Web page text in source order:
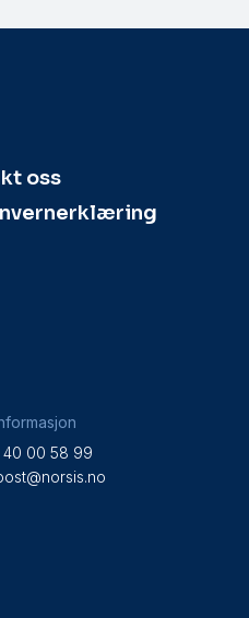
oss
40 00 58 99